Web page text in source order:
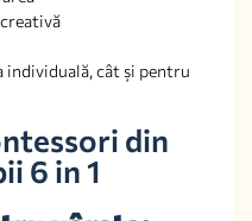
cât și pentru
din
6 in 1